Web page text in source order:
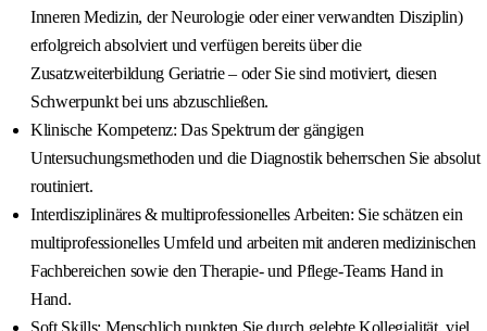
Inneren Medizin, der Neurologie oder einer verwandten Disziplin)
erfolgreich absolviert und verfügen bereits über die
Zusatzweiterbildung Geriatrie – oder Sie sind motiviert, diesen
Schwerpunkt bei uns abzuschließen.
Klinische Kompetenz: Das Spektrum der gängigen
Untersuchungsmethoden und die Diagnostik beherrschen Sie absolut
routiniert.
Interdisziplinäres & multiprofessionelles Arbeiten: Sie schätzen ein
multiprofessionelles Umfeld und arbeiten mit anderen medizinischen
Fachbereichen sowie den Therapie- und Pflege-Teams Hand in
Hand.